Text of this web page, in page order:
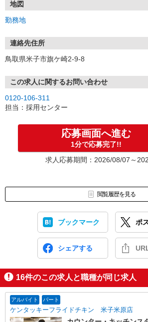
※実技試験はドライバーの職種のみとなりま
地図
勤務地
連絡先住所
鳥取県米子市旗ケ崎2-9-8
この求人に関するお問い合わせ
0120-106-311
担当：採用センター
応募画面へ進む
1分で応募完了!!
求人応募期間：2026/08/07～
閲覧履歴を見る
ブックマーク ポ
シェアする
16件のこの求人と職種が同じ求人
アルバイト パート
ケンタッキーフライドチキン 米子米原店